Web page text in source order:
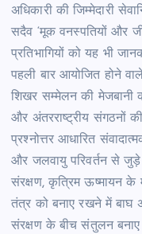
अधिकारी की जिम्मेदारी
सदैव ‘मूक वनस्पतियों और
प्रतिभागियों को यह भी
पहली बार आयोजित होने
शिखर सम्मेलन की मेजबानी
और अंतरराष्ट्रीय संगठनों की
प्रश्नोत्तर आधारित
और जलवायु परिवर्तन से जुड़े
संरक्षण, कृत्रिम ऊष्मायन के
तंत्र को बनाए रखने में बाघ
संरक्षण के बीच संतुलन बनाए